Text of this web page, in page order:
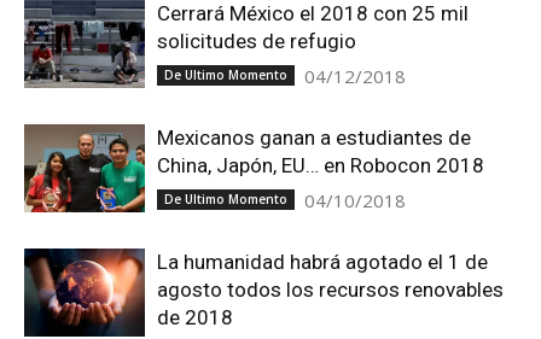
Cerrará México el 2018 con 25 mil
solicitudes de refugio
De Ultimo Momento 04/12/2018
Mexicanos ganan a estudiantes de
China, Japón, EU… en Robocon 2018
De Ultimo Momento 04/10/2018
La humanidad habrá agotado el 1 de
agosto todos los recursos renovables
de 2018